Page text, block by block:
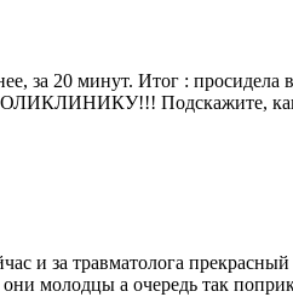
за 20 минут. Итог :
Подскажите, как
и за травматолога прекрасный
молодцы а очередь так